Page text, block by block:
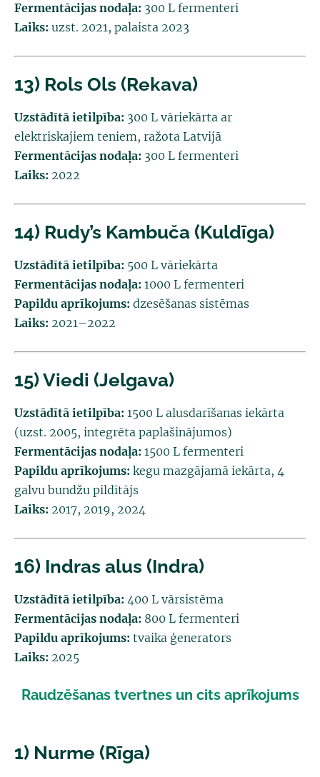
Fermentācijas nodaļa: 300 L fermenteri
Laiks: uzst. 2021, palaista 2023
13) Rols Ols (Rekava)
Uzstādītā ietilpība: 300 L vāriekārta ar
elektriskajiem teniem, ražota Latvijā
Fermentācijas nodaļa: 300 L fermenteri
Laiks: 2022
14) Rudy’s Kambuča (Kuldīga)
Uzstādītā ietilpība: 500 L vāriekārta
Fermentācijas nodaļa: 1000 L fermenteri
Papildu aprīkojums: dzesēšanas sistēmas
Laiks: 2021–2022
15) Viedi (Jelgava)
Uzstādītā ietilpība: 1500 L alusdarīšanas iekārta
(uzst. 2005, integrēta paplašinājumos)
Fermentācijas nodaļa: 1500 L fermenteri
Papildu aprīkojums: kegu mazgājamā iekārta, 4
galvu bundžu pildītājs
Laiks: 2017, 2019, 2024
16) Indras alus (Indra)
Uzstādītā ietilpība: 400 L vārsistēma
Fermentācijas nodaļa: 800 L fermenteri
Papildu aprīkojums: tvaika ģenerators
Laiks: 2025
Raudzēšanas tvertnes un cits aprīkojums
1) Nurme (Rīga)